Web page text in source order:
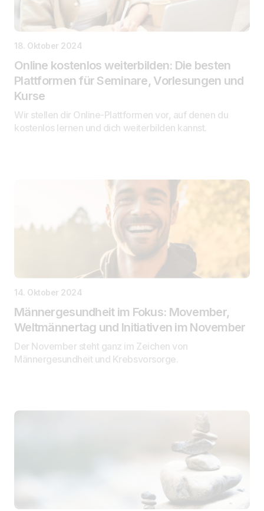
18. Oktober 2024
Online kostenlos weiterbilden: Die besten
Plattformen für Seminare, Vorlesungen und
Kurse
Wir stellen dir Online-Plattformen vor, auf denen du
kostenlos lernen und dich weiterbilden kannst.
14. Oktober 2024
Männergesundheit im Fokus: Movember,
Weltmännertag und Initiativen im November
Der November steht ganz im Zeichen von
Männergesundheit und Krebsvorsorge.